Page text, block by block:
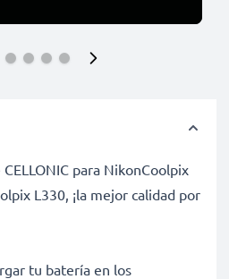
para NikonCoolpix
L330, ¡la mejor calidad por
tu batería en los